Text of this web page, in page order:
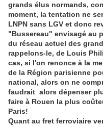
grands élus normands,
moment, la tentation ne
LNPN sans LGV et donc
"Bussereau" envisagé au
du réseau actuel des
rappelons-le, de Louis
cas, si l'on renonce à la
de la Région parisienne
national, alors on ne
faudrait alors dépenser
faire à Rouen la plus
Paris!
Quant au fret ferroviaire